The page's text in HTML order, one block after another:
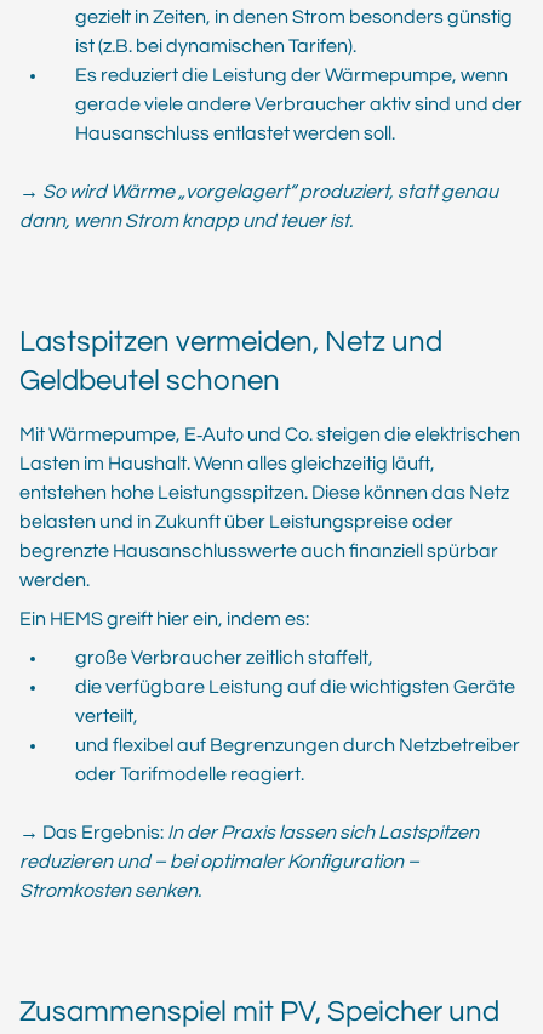
gezielt in Zeiten, in denen Strom besonders günstig
ist (z.B. bei dynamischen Tarifen).
Es reduziert die Leistung der Wärmepumpe, wenn
gerade viele andere Verbraucher aktiv sind und der
Hausanschluss entlastet werden soll.
→ So wird Wärme „vorgelagert“ produziert, statt genau
dann, wenn Strom knapp und teuer ist.
Lastspitzen vermeiden, Netz und
Geldbeutel schonen
Mit Wärmepumpe, E‑Auto und Co. steigen die elektrischen
Lasten im Haushalt. Wenn alles gleichzeitig läuft,
entstehen hohe Leistungsspitzen. Diese können das Netz
belasten und in Zukunft über Leistungspreise oder
begrenzte Hausanschlusswerte auch finanziell spürbar
werden.
Ein HEMS greift hier ein, indem es:
große Verbraucher zeitlich staffelt,
die verfügbare Leistung auf die wichtigsten Geräte
verteilt,
und flexibel auf Begrenzungen durch Netzbetreiber
oder Tarifmodelle reagiert.
→ Das Ergebnis: In der Praxis lassen sich Lastspitzen
reduzieren und – bei optimaler Konfiguration –
Stromkosten senken.
Zusammenspiel mit PV, Speicher und